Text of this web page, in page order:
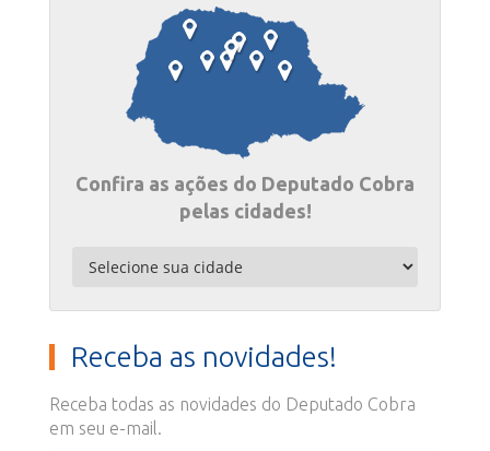
Confira as ações do Deputado Cobra
pelas cidades!
Receba as novidades!
Receba todas as novidades do Deputado Cobra
em seu e-mail.